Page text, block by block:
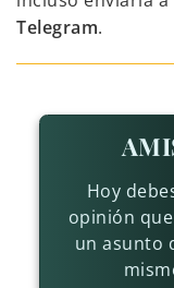
Telegram.
Hoy
opinión
un asunto